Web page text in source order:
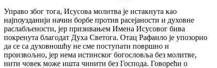
Управо због тога, Исусова молитва је истакнута као
најпоузданији начин борбе против расејаности и духовне
раслабљености, јер призивањем Имена Исусовог бива
покренута благодат Духа Светога. Отац Рафаило је упозорио
да се са духовношћу не сме поступати површно и
произвољно, јер нема истинског богословља без молитве,
нити човек може ишта чинити без Господа. Говорећи о